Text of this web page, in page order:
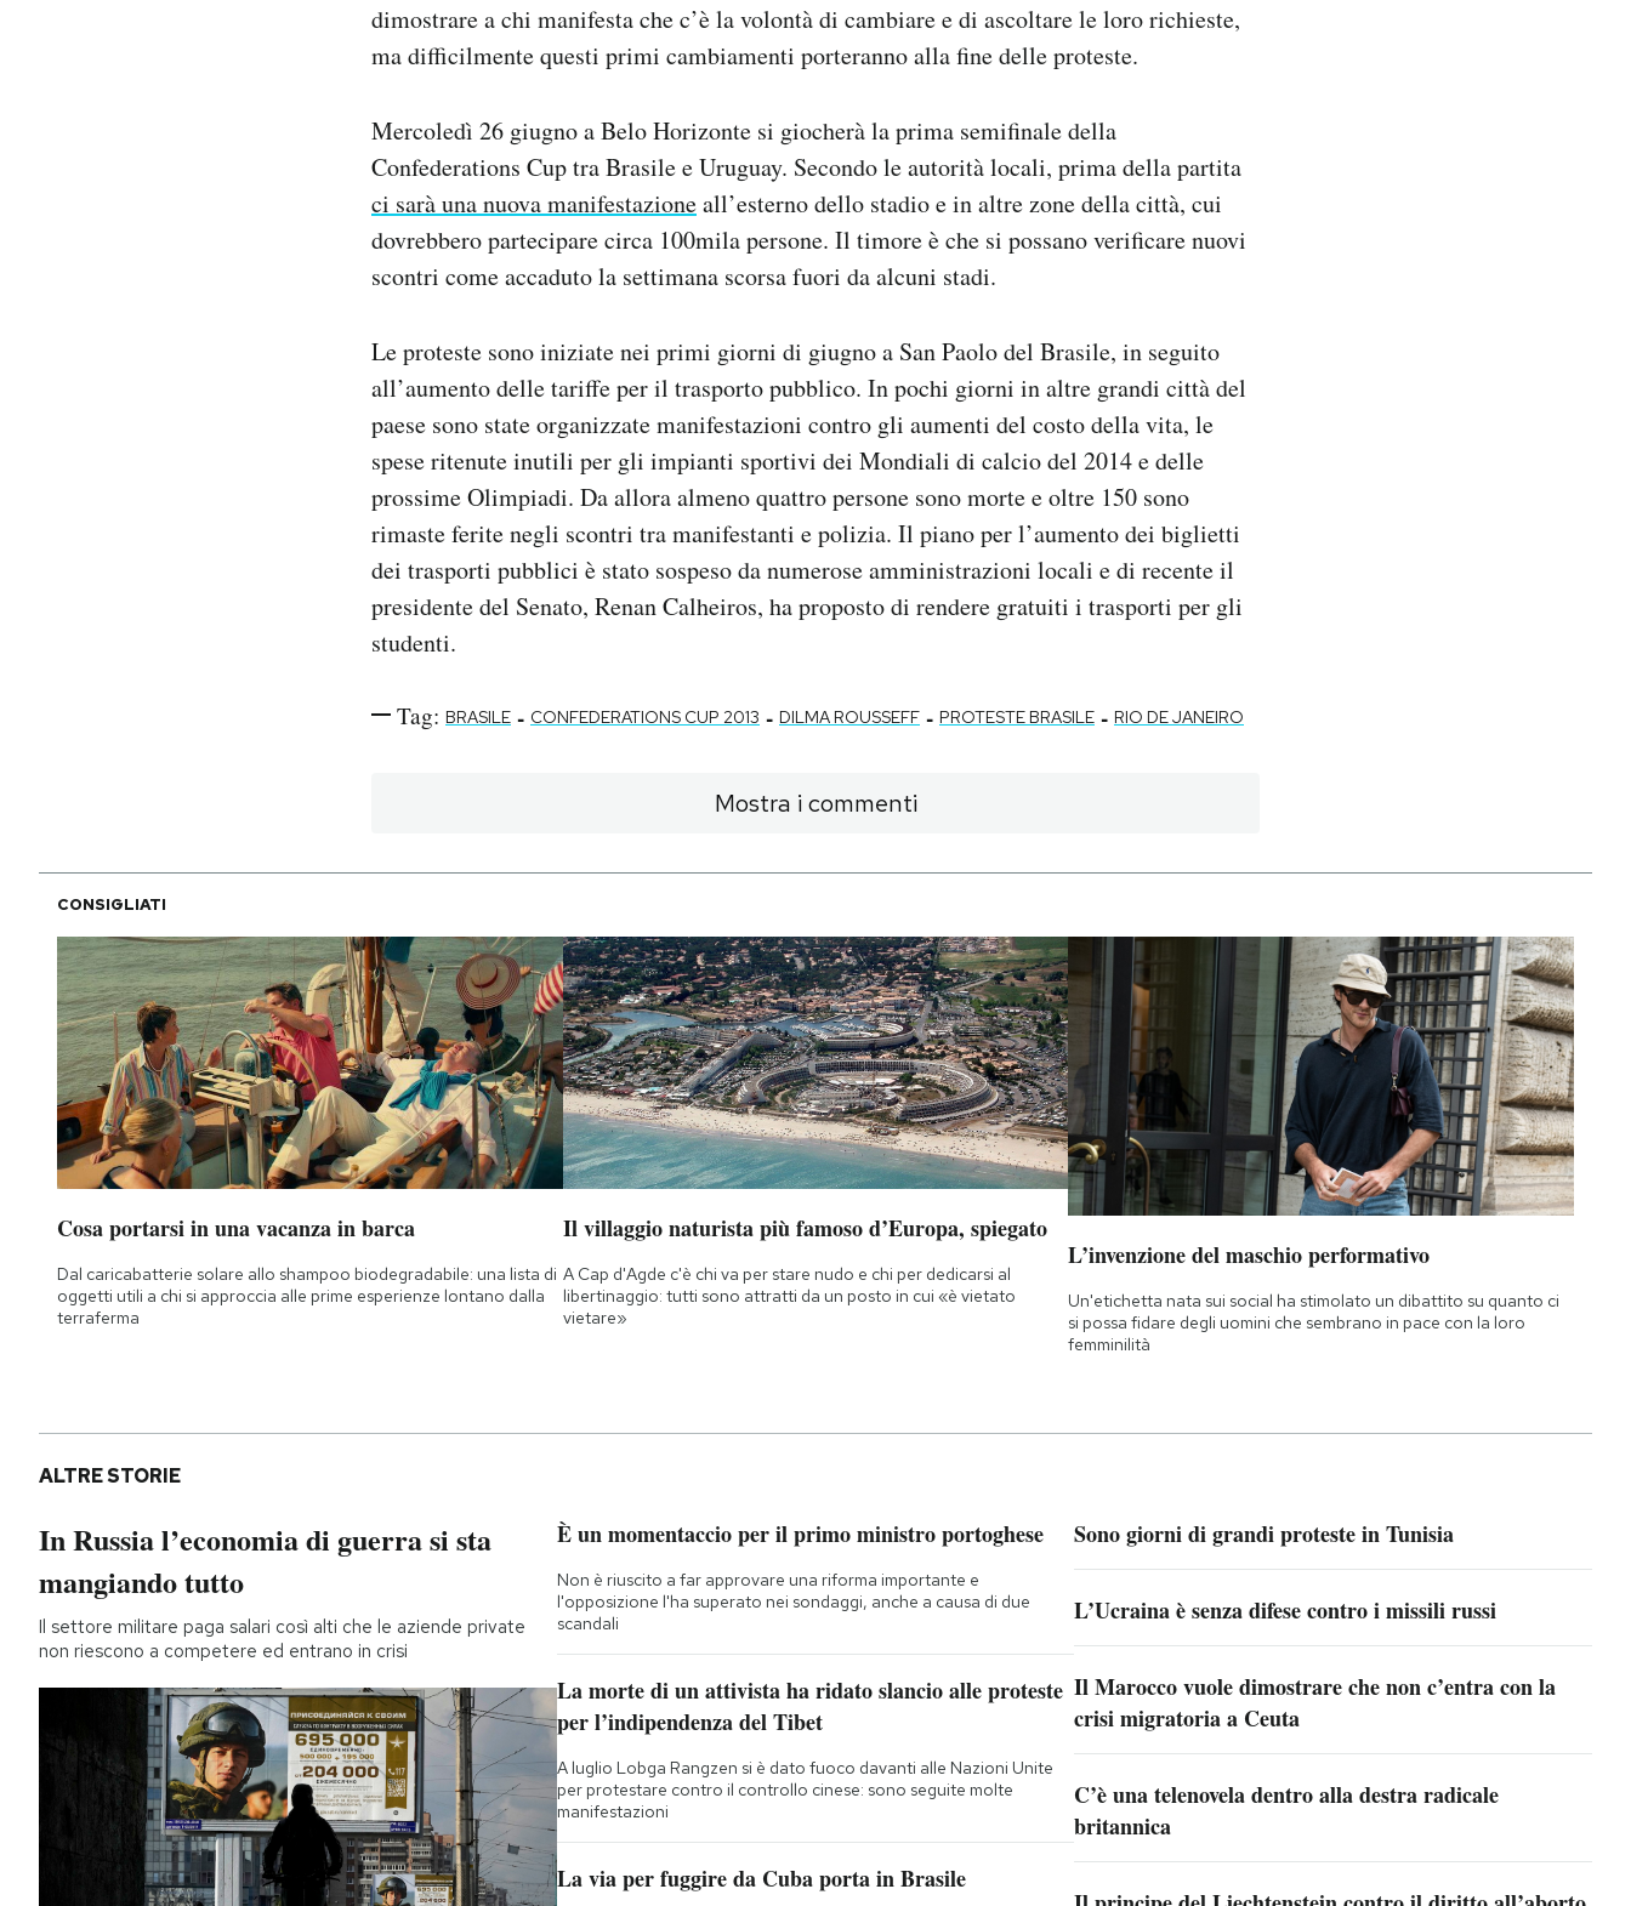
dimostrare a chi manifesta che c’è la volontà di cambiare e di ascoltare le loro richieste,
ma difficilmente questi primi cambiamenti porteranno alla fine delle proteste.
Mercoledì 26 giugno a Belo Horizonte si giocherà la prima semifinale della
Confederations Cup tra Brasile e Uruguay. Secondo le autorità locali, prima della partita
ci sarà una nuova manifestazioneall’esterno dello stadio e in altre zone della città, cui
dovrebbero partecipare circa 100mila persone. Il timore è che si possano verificare nuovi
scontri come accaduto la settimana scorsa fuori da alcuni stadi.
Le proteste sono iniziate nei primi giorni di giugno a San Paolo del Brasile, in seguito
all’aumento delle tariffe per il trasporto pubblico. In pochi giorni in altre grandi città del
paese sono state organizzate manifestazioni contro gli aumenti del costo della vita, le
spese ritenute inutili per gli impianti sportivi dei Mondiali di calcio del 2014 e delle
prossime Olimpiadi. Da allora almeno quattro persone sono morte e oltre 150 sono
rimaste ferite negli scontri tra manifestanti e polizia. Il piano per l’aumento dei biglietti
dei trasporti pubblici è stato sospeso da numerose amministrazioni locali e di recente il
presidente del Senato, Renan Calheiros, ha proposto di rendere gratuiti i trasporti per gli
studenti.
Tag: BRASILE - CONFEDERATIONS CUP 2013 - DILMA ROUSSEFF - PROTESTE BRASILE - RIO DE JANEIRO
Mostra i commenti
CONSIGLIATI
Cosa portarsi in una vacanza in barca
Dal caricabatterie solare allo shampoo biodegradabile: una lista di
oggetti utili a chi si approccia alle prime esperienze lontano dalla
terraferma
Il villaggio naturista più famoso d’Europa, spiegato
A Cap d'Agde c'è chi va per stare nudo e chi per dedicarsi al
libertinaggio: tutti sono attratti da un posto in cui «è vietato
vietare»
L’invenzione del maschio performativo
Un'etichetta nata sui social ha stimolato un dibattito su quanto ci
si possa fidare degli uomini che sembrano in pace con la loro
femminilità
ALTRE STORIE
In Russia l’economia di guerra si sta
mangiando tutto
Il settore militare paga salari così alti che le aziende private
non riescono a competere ed entrano in crisi
È un momentaccio per il primo ministro portoghese
Non è riuscito a far approvare una riforma importante e
l'opposizione l'ha superato nei sondaggi, anche a causa di due
scandali
La morte di un attivista ha ridato slancio alle proteste
per l’indipendenza del Tibet
A luglio Lobga Rangzen si è dato fuoco davanti alle Nazioni Unite
per protestare contro il controllo cinese: sono seguite molte
manifestazioni
La via per fuggire da Cuba porta in Brasile
Sono giorni di grandi proteste in Tunisia
L’Ucraina è senza difese contro i missili russi
Il Marocco vuole dimostrare che non c’entra con la
crisi migratoria a Ceuta
C’è una telenovela dentro alla destra radicale
britannica